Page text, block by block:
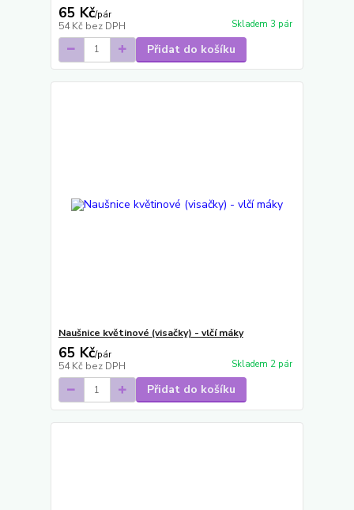
65 Kč/pár
54 Kč bez DPH Skladem 3 pár
Přidat do košíku
Naušnice květinové (visačky) - vlčí máky
65 Kč/pár
54 Kč bez DPH Skladem 2 pár
Přidat do košíku